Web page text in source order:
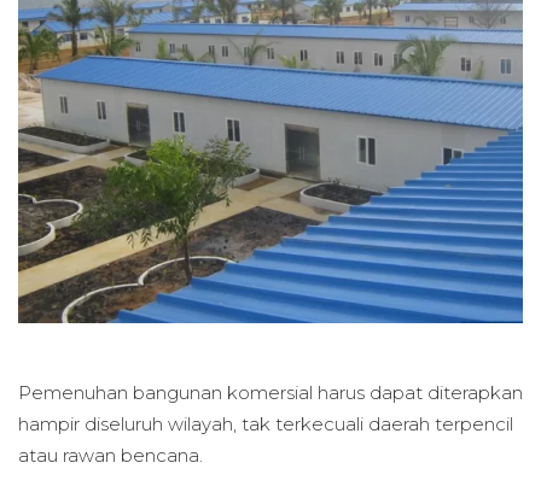
Pemenuhan bangunan komersial harus dapat diterapkan
hampir diseluruh wilayah, tak terkecuali daerah terpencil
atau rawan bencana.